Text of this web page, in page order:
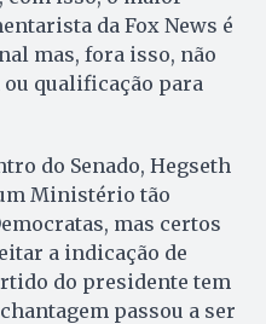
da Fox News é
mas, fora isso, não
qualificação para
do Senado, Hegseth
Ministério tão
mas certos
a indicação de
do presidente tem
passou a ser